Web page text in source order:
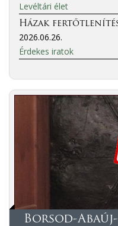
Levéltári élet
Házak
2026.06.26.
Érdekes iratok
Borsod-